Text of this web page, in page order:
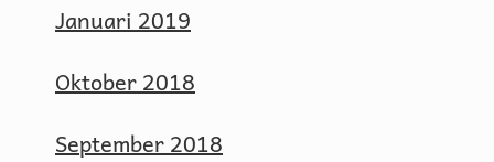
Januari 2019
Oktober 2018
September 2018